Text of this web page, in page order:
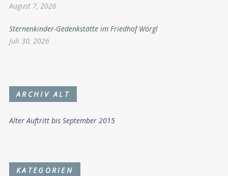
August 7, 2026
Sternenkinder-Gedenkstätte im Friedhof Wörgl
Juli 30, 2026
ARCHIV ALT
Alter Auftritt bis September 2015
KATEGORIEN